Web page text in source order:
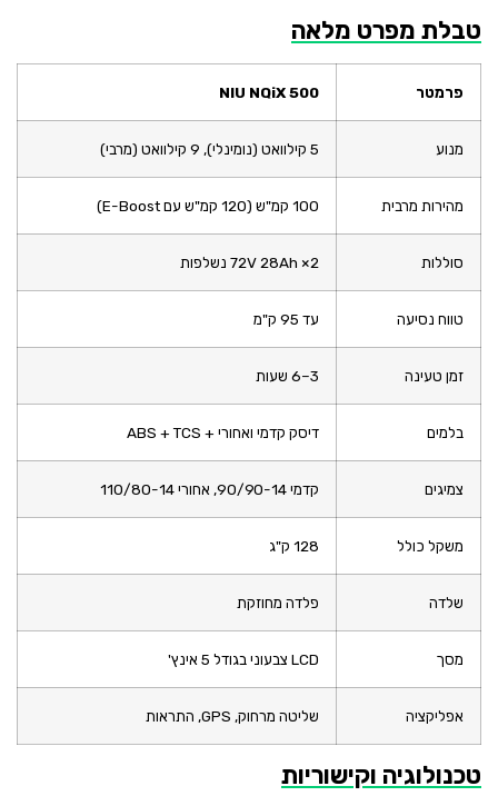
טבלת מפרט מלאה
פרמטר NIU NQiX 500
מנוע 5 קילוואט (נומינלי), 9 קילוואט (מרבי)
מהירות מרבית 100 קמ"ש (120 קמ"ש עם E-Boost)
סוללות 2×
72V 28Ah נשלפות
טווח נסיעה עד 95 ק"מ
זמן טעינה 3–
6 שעות
בלמים דיסק קדמי ואחורי + ABS +TCS
צמיגים קדמי 90/90-14, אחורי 110/80-14
משקל כולל 128 ק"ג
שלדה פלדה מחוזקת
מסך LCD צבעוני בגודל 5 אינץ'
אפליקציה שליטה מרחוק, GPS, התראות
טכנולוגיה וקישוריות